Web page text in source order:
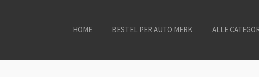
HOME BESTEL PER AUTO MERK ALLE